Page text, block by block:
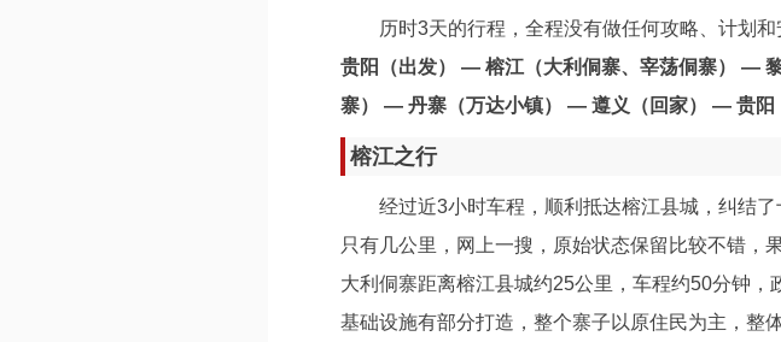
历时3天的行程，全程没有做任何攻略、计划
贵阳（出发） — 榕江（大利侗寨、宰荡侗寨） —
寨） — 丹寨（万达小镇） — 遵义（回家） — 贵阳
榕江之行
经过近3小时车程，顺利抵达榕江县城，纠结
只有几公里，网上一搜，原始状态保留比较不错，
大利侗寨距离榕江县城约25公里，车程约50分钟
基础设施有部分打造，整个寨子以原住民为主，整